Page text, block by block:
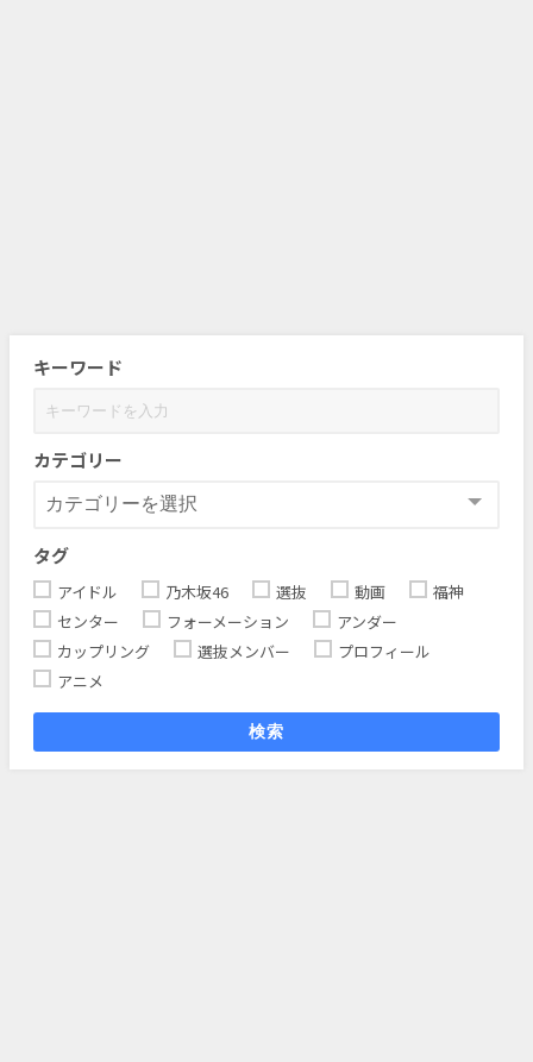
キーワード
カテゴリー
タグ
アイドル 乃木坂46 選抜 動画
福神
センター
フォーメーション
アンダー
カップリング
選抜メンバー
プロフィール
アニメ
検索